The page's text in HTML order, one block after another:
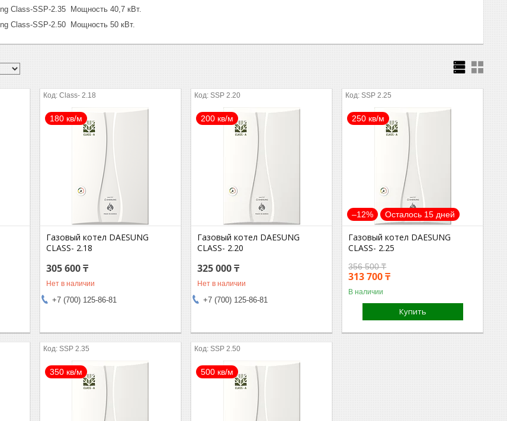
Class-SSP-2.35 Мощность 40,7 кВт.
Class-SSP-2.50 Мощность 50 кВт.
Class- 2.18
180 кв/м
Газовый котел DAESUNG
CLASS- 2.18
305 600 ₸
Нет в наличии
+7 (700) 125-86-81
SSP 2.20
200 кв/м
Газовый котел DAESUNG
CLASS- 2.20
325 000 ₸
Нет в наличии
+7 (700) 125-86-81
SSP 2.25
250 кв/м
–12% Осталось 15 дней
Газовый котел DAESUNG
CLASS- 2.25
356 500 ₸
313 700 ₸
В наличии
Купить
SSP 2.35
350 кв/м
SSP 2.50
500 кв/м